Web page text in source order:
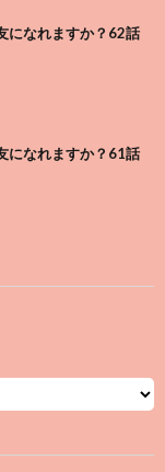
になれますか？62話
になれますか？61話